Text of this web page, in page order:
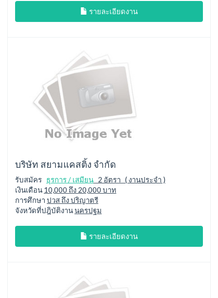
รายละเอียดงาน
บริษัท สยามแคสติ้ง จำกัด
รับสมัคร ธุรการ / เสมียน 2 อัตรา ( งานประจำ )
เงินเดือน 10,000 ถึง 20,000 บาท
การศึกษา ปวส ถึง ปริญาตรี
จังหวัดที่ปฎิบัติงานนครปฐม
รายละเอียดงาน